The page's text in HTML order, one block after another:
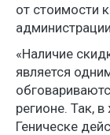
от стоимости
«Наличие
является
регионе. Так,
Геническе